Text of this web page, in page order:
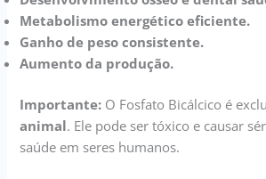
Metabolismo energético eficiente.
Ganho de peso consistente.
Aumento da produção.
Importante: O Fosfato Bicálcico é
animal. Ele pode ser tóxico e causar
saúde em seres humanos.